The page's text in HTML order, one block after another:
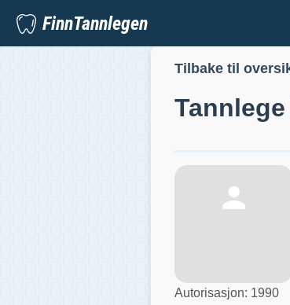
FinnTannlegen
Tilbake til
Tannlege
Autorisasjon: 1990